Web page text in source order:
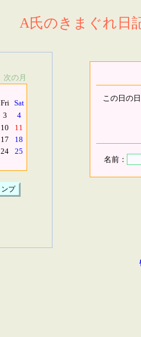
A氏のきまぐれ日
次の月
Fri Sat
3
4
10
11
17
18
24
25
この日の
名前：